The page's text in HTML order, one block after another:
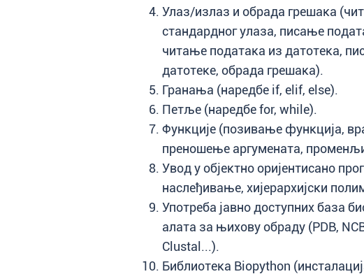
Улаз/излаз и обрада грешака
стандардног улаза, писање
читање података из датотека,
датотеке, обрада грешака).
Гранања (наредбе if, elif, else).
Петље (наредбе for, while).
Функције (позивање функција,
преношење аргумената,
Увод у објектно оријентисано
наслеђивање, хијерархијски
Употреба јавно доступних база
алата за њихову обраду (PDB,
Clustal...).
Библиотека Biopython